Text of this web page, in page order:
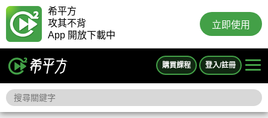
希平方
攻其不背
App 開放下載中
立即使用
購買課程 登入/註冊